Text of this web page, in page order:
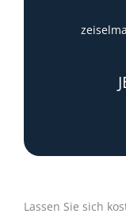
Lassen Sie sich